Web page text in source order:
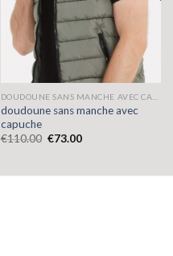
doudoune sans manche avec
capuche
€110.00 €73.00